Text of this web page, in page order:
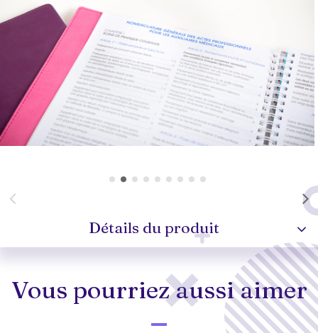
Détails du produit
Vous pourriez aussi aimer